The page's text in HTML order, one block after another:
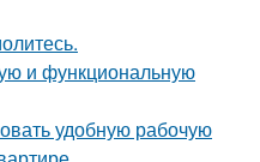
и функциональную
удобную рабочую